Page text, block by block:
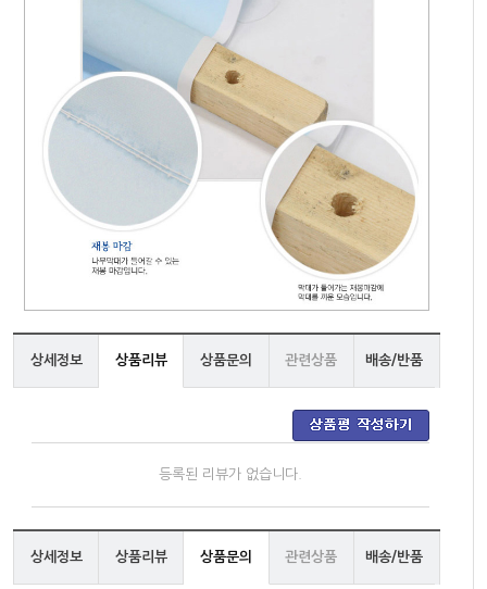
상세정보 상품리뷰 상품문의 관련상품 배송/반품
등록된 리뷰가 없습니다.
상세정보 상품리뷰 상품문의 관련상품 배송/반품